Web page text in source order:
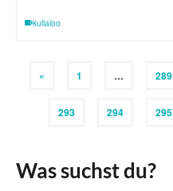
kullaloo
« 1 … 289
293 294 295
Was suchst du?